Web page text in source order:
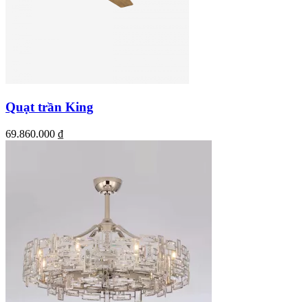
Quạt trần King
69.860.000 ₫